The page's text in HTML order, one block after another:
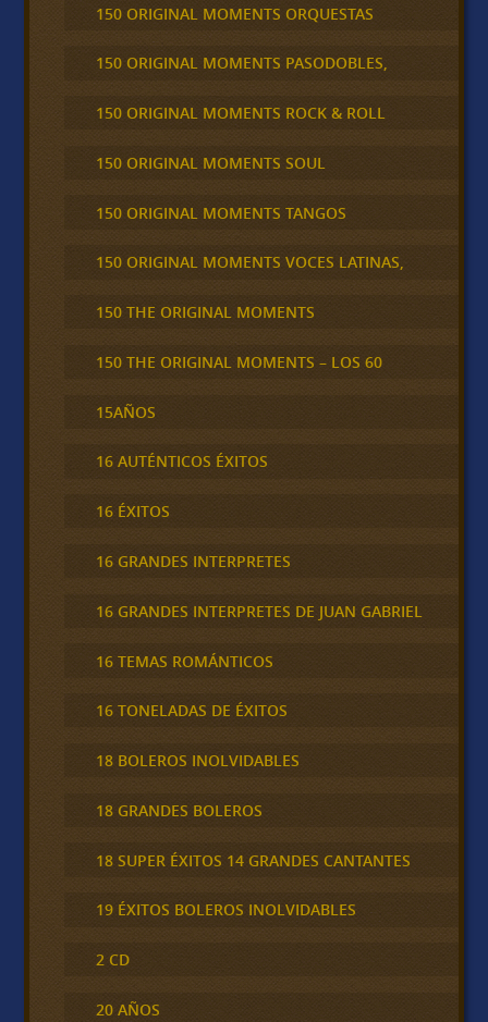
150 ORIGINAL MOMENTS ORQUESTAS
150 ORIGINAL MOMENTS PASODOBLES,
150 ORIGINAL MOMENTS ROCK & ROLL
150 ORIGINAL MOMENTS SOUL
150 ORIGINAL MOMENTS TANGOS
150 ORIGINAL MOMENTS VOCES LATINAS,
150 THE ORIGINAL MOMENTS
150 THE ORIGINAL MOMENTS – LOS 60
15AÑOS
16 AUTÉNTICOS ÉXITOS
16 ÉXITOS
16 GRANDES INTERPRETES
16 GRANDES INTERPRETES DE JUAN GABRIEL
16 TEMAS ROMÁNTICOS
16 TONELADAS DE ÉXITOS
18 BOLEROS INOLVIDABLES
18 GRANDES BOLEROS
18 SUPER ÉXITOS 14 GRANDES CANTANTES
19 ÉXITOS BOLEROS INOLVIDABLES
2 CD
20 AÑOS